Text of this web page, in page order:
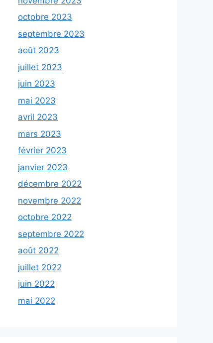
octobre 2023
septembre 2023
août 2023
juillet 2023
juin 2023
mai 2023
avril 2023
mars 2023
février 2023
janvier 2023
décembre 2022
novembre 2022
octobre 2022
septembre 2022
août 2022
juillet 2022
juin 2022
mai 2022